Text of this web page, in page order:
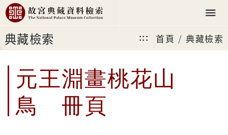
典藏檢索 ::: 首頁 典藏檢索
元王淵畫桃花山
鳥 冊頁